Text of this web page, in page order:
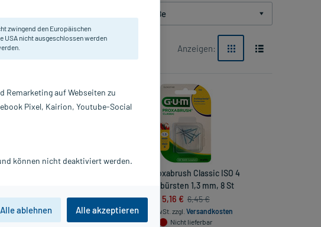
Packungsgröße
Anzeigen:
€
Versandkosten
lieferbar
GUM Proxabrush Classic ISO 4
Ersatzbürsten 1,3 mm, 8 St
5,16 € 6,45 €
inkl. MwSt. zzgl.Versandkosten
Nicht lieferbar
zwingend den Europäischen
USA nicht ausgeschlossen werden
Remarketing auf Webseiten zu
Pixel, Kairion, Youtube-Social
können nicht deaktiviert werden.
Alle ablehnen Alle akzeptieren